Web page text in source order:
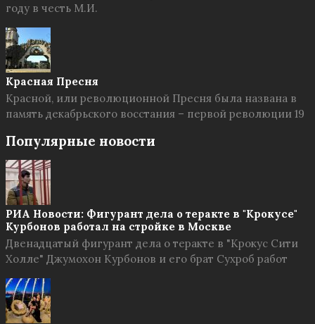
году в честь М.И.
Красная Пресня
Красной, или революционной Пресня была названа в
память декабрьского восстания – первой революции 19
Популярные новости
РИА Новости: Фигурант дела о теракте в "Крокусе"
Курбонов работал на стройке в Москве
Двенадцатый фигурант дела о теракте в "Крокус Сити
Холле" Джумохон Курбонов и его брат Сухроб работ